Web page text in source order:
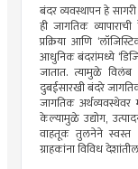
बंदर व्यवस्थापन हे
ही जागतिक
प्रक्रिया आणि
आधुनिक बंदरांमध्ये
जातात. त्यामुळे
दुबईसारखी बंदरे
जागतिक
केल्यामुळे उद्योग,
वाहतूक तुलनेने स्वस्त
ग्राहकांना विविध